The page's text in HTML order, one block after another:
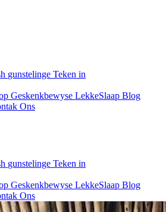
gunstelinge Teken in
Geskenkbewyse LekkeSlaap Blog
Ons
gunstelinge Teken in
Geskenkbewyse LekkeSlaap Blog
Ons